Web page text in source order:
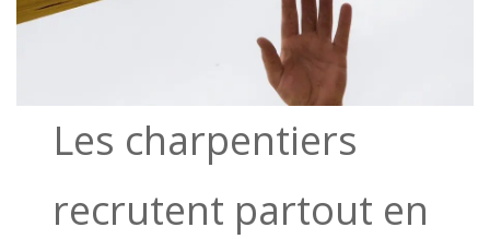
Les charpentiers
recrutent partout en